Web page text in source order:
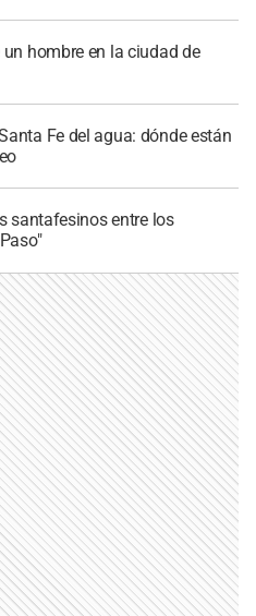
hombre en la ciudad de
Fe del agua: dónde están
santafesinos entre los